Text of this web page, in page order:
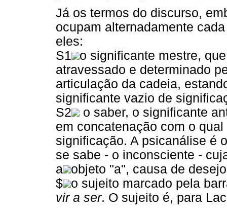
Já os termos do discurso,
ocupam alternadamente
eles:
S1
o significante mestre,
atravessado e determinado
articulação da cadeia,
significante vazio de
S2
o saber, o significante
em concatenação com o
significação. A psicanálise é
se sabe - o inconsciente -
a
objeto "a", causa de
$
o sujeito marcado pela
vir a ser. O sujeito é, para